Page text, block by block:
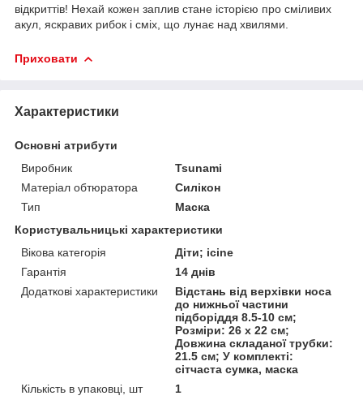
відкриттів! Нехай кожен заплив стане історією про сміливих
акул, яскравих рибок і сміх, що лунає над хвилями.
Приховати
Характеристики
Основні атрибути
Виробник
Tsunami
Матеріал обтюратора
Силікон
Тип
Маска
Користувальницькі характеристики
Вікова категорія
Діти; icine
Гарантія
14 днів
Додаткові характеристики
Відстань від верхівки носа
до нижньої частини
підборіддя 8.5-10 см;
Розміри: 26 x 22 см;
Довжина складаної трубки:
21.5 см; У комплекті:
сітчаста сумка, маска
Кількість в упаковці, шт
1